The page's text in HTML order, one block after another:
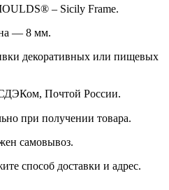
– Sicily Frame.
— 8 мм.
декоративных или пищевых
Почтой России. ⠀
при получении товара. ⠀
самовывоз.
способ доставки и адрес.